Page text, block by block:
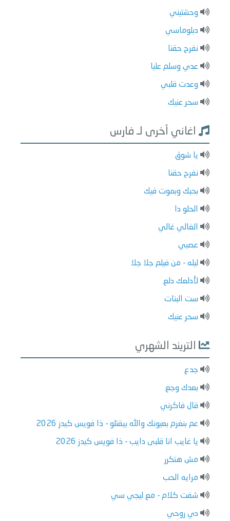
وحشتيني
دبلوماسي
نفرح حقنا
عدي وسلم عليا
وعدت قلبي
سحر عنيك
اغاني أخرى لـ فارس
يا شوق
نفرح حقنا
بحبك وبموت فيك
الحلو دا
الغالي غالي
عصبي
ليله - من فيلم جلا جلا
لأدلعك دلع
ست البنات
سحر عنيك
التريند الشهري
جدع
بعدك وجع
قال فاكرني
عم بنغرم بعيونك والله بيقتلو - ذا فويس كيدز 2026
يا غايب انا قلبى دايب - ذا فويس كيدز 2026
مش هتكرر
مرايه الحب
شفت كلام - مع ليجي سي
دي روحي